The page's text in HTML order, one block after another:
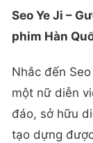
Seo Ye Ji –
phim Hàn
Nhắc đến
một nữ diễn
đáo, sở hữu
tạo dựng